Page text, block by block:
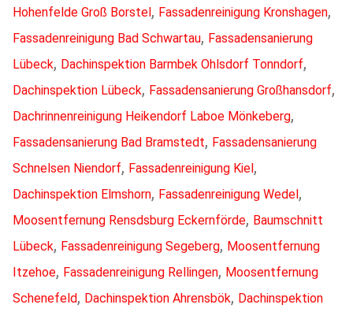
Hohenfelde Groß Borstel, Fassadenreinigung Kronshagen,
Fassadenreinigung Bad Schwartau, Fassadensanierung
Lübeck, Dachinspektion Barmbek Ohlsdorf Tonndorf,
Dachinspektion Lübeck, Fassadensanierung Großhansdorf,
Dachrinnenreinigung Heikendorf Laboe Mönkeberg,
Fassadensanierung Bad Bramstedt, Fassadensanierung
Schnelsen Niendorf, Fassadenreinigung Kiel,
Dachinspektion Elmshorn, Fassadenreinigung Wedel,
Moosentfernung Rensdsburg Eckernförde, Baumschnitt
Lübeck, Fassadenreinigung Segeberg, Moosentfernung
Itzehoe, Fassadenreinigung Rellingen, Moosentfernung
Schenefeld, Dachinspektion Ahrensbök, Dachinspektion